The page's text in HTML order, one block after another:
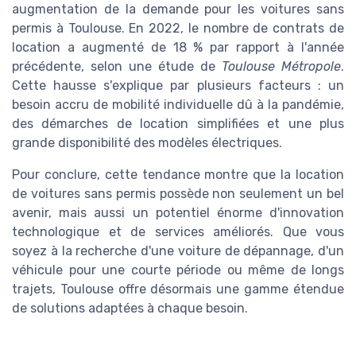
augmentation de la demande pour les voitures sans
permis à Toulouse. En 2022, le nombre de contrats de
location a augmenté de 18 % par rapport à l'année
précédente, selon une étude de Toulouse Métropole.
Cette hausse s'explique par plusieurs facteurs : un
besoin accru de mobilité individuelle dû à la pandémie,
des démarches de location simplifiées et une plus
grande disponibilité des modèles électriques.
Pour conclure, cette tendance montre que la location
de voitures sans permis possède non seulement un bel
avenir, mais aussi un potentiel énorme d'innovation
technologique et de services améliorés. Que vous
soyez à la recherche d'une voiture de dépannage, d'un
véhicule pour une courte période ou même de longs
trajets, Toulouse offre désormais une gamme étendue
de solutions adaptées à chaque besoin.